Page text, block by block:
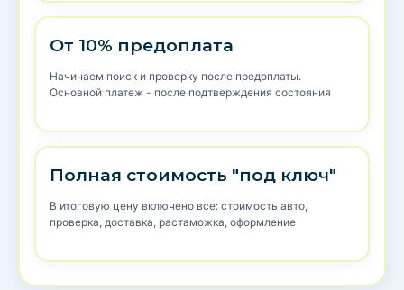
От 10% предоплата
Начинаем поиск и проверку после предоплаты.
Основной платеж - после подтверждения состояния
Полная стоимость "под ключ"
В итоговую цену включено все: стоимость авто,
проверка, доставка, растаможка, оформление